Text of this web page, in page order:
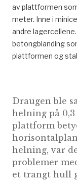
av plattformen
meter. Inne i
andre
betongblanding
plattformen og
Draugen ble
helning på 0,3
plattform
helning, var
problemer
et trangt hull